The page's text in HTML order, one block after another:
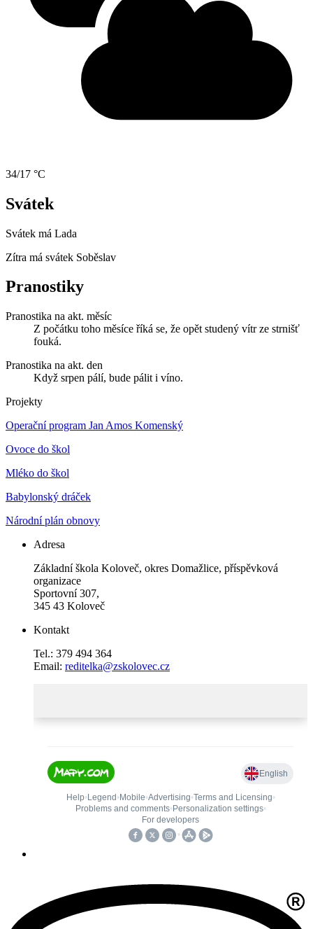
34/17 °C
Svátek
Svátek má Lada
Zítra má svátek Soběslav
Pranostiky
Pranostika na akt. měsíc
Z počátku toho měsíce říká se, že opět studený vítr ze strnišť
fouká.
Pranostika na akt. den
Když srpen pálí, bude pálit i víno.
Projekty
Operační program Jan Amos Komenský
Ovoce do škol
Mléko do škol
Babylonský dráček
Národní plán obnovy
Adresa
Základní škola Koloveč, okres Domažlice, příspěvková
organizace
Sportovní 307,
345 43 Koloveč
Kontakt
Tel.: 379 494 364
Email: reditelka@zskolovec.cz